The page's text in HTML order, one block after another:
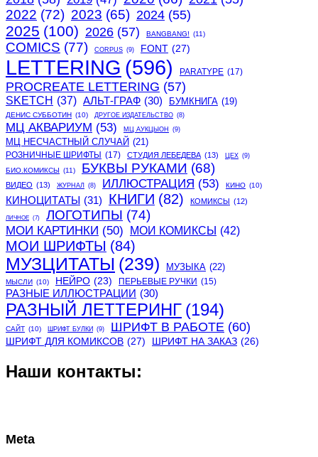
2022 (72) 2023 (65) 2024 (55)
2025 (100) 2026 (57) BANGBANG! (11)
COMICS (77) CORPUS (9) FONT (27)
LETTERING (596) PARATYPE (17)
PROCREATE LETTERING (57)
SKETCH (37) АЛЬТ-ГРАФ (30) БУМКНИГА (19)
ДЕНИС СУББОТИН (10) ДРУГОЕ ИЗДАТЕЛЬСТВО (8)
МЦ АКВАРИУМ (53) МЦ АУКЦЫОН (9)
МЦ НЕСЧАСТНЫЙ СЛУЧАЙ (21)
РОЗНИЧНЫЕ ШРИФТЫ (17) СТУДИЯ ЛЕБЕДЕВА (13) ЦЕХ (9)
БИО.КОМИКСЫ (11) БУКВЫ РУКАМИ (68)
ВИДЕО (13) ЖУРНАЛ (8) ИЛЛЮСТРАЦИЯ (53) КИНО (10)
КИНОЦИТАТЫ (31) КНИГИ (82) КОМИКСЫ (12)
ЛИЧНОЕ (7) ЛОГОТИПЫ (74)
МОИ КАРТИНКИ (50) МОИ КОМИКСЫ (42)
МОИ ШРИФТЫ (84)
МУЗЦИТАТЫ (239) МУЗЫКА (22)
МЫСЛИ (10) НЕЙРО (23) ПЕРЬЕВЫЕ РУЧКИ (15)
РАЗНЫЕ ИЛЛЮСТРАЦИИ (30)
РАЗНЫЙ ЛЕТТЕРИНГ (194)
САЙТ (10) ШРИФТ БУЛКИ (9) ШРИФТ В РАБОТЕ (60)
ШРИФТ ДЛЯ КОМИКСОВ (27) ШРИФТ НА ЗАКАЗ (26)
Наши контакты:
Meta